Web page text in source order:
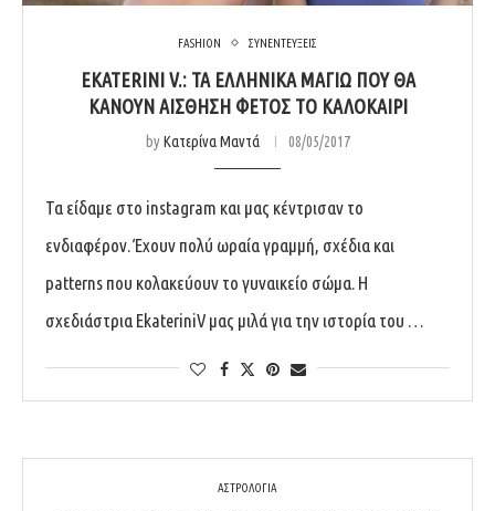
FASHION ΣΥΝΕΝΤΕΥΞΕΙΣ
EKATERINI V.: ΤΑ ΕΛΛΗΝΙΚΆ ΜΑΓΙΏ ΠΟΥ ΘΑ
ΚΆΝΟΥΝ ΑΊΣΘΗΣΗ ΦΈΤΟΣ ΤΟ ΚΑΛΟΚΑΊΡΙ
byΚατερίνα Μαντά 08/05/2017
Τα είδαμε στο instagram και μας κέντρισαν το
ενδιαφέρον. Έχουν πολύ ωραία γραμμή, σχέδια και
patterns που κολακεύουν το γυναικείο σώμα. Η
σχεδιάστρια EkateriniV μας μιλά για την ιστορία του …
ΑΣΤΡΟΛΟΓΙΑ